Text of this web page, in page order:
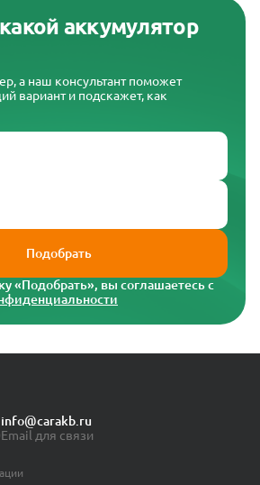
аккумулятор
а наш консультант поможет
вариант и подскажет, как
Подобрать
«Подобрать», вы соглашаетесь с
info@carakb.ru
Email для связи